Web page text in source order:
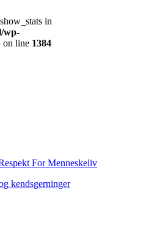
in
wp-
on line 1384
kendsgerninger